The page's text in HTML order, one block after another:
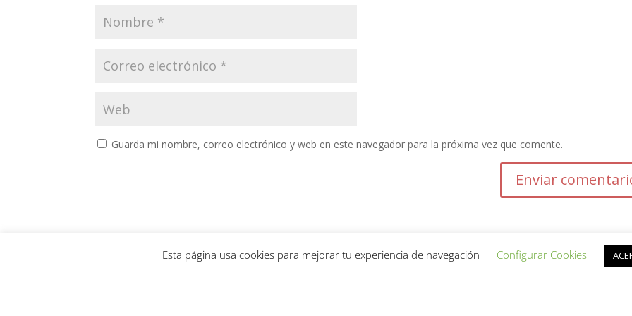
Guarda mi nombre, correo electrónico y web en este navegador para la próxima vez que comente.
Esta página usa cookies para mejorar tu experiencia de navegación Configurar Cookies